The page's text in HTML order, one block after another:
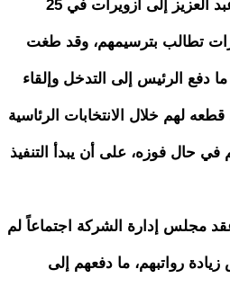
الرئيس الأسبق محمد ولد عبد العزيز إلى ازويرات في 25
شعارات تطالب بترسيمهم، وقد طغت
دفع الرئيس إلى التدخل وإلقاء
قطعه لهم خلال الانتخابات الرئاسية
في حال فوزه، على أن يبدأ التنفيذ
مجلس إدارة الشركة اجتماعاً لم
رواتبهم، ما دفعهم إلى